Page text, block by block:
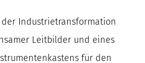
Industrietransformation
Leitbilder und eines
für den